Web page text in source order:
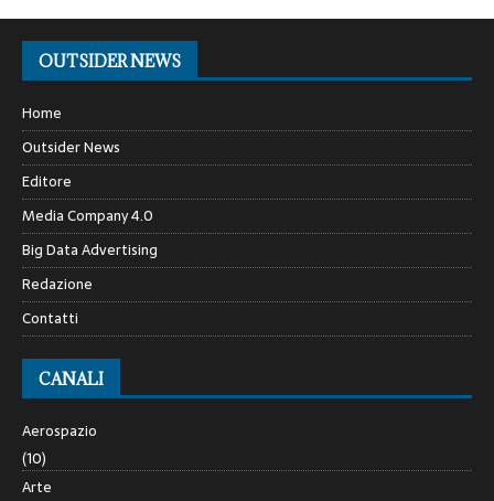
OUTSIDER NEWS
Home
Outsider News
Editore
Media Company 4.0
Big Data Advertising
Redazione
Contatti
CANALI
Aerospazio
(10)
Arte